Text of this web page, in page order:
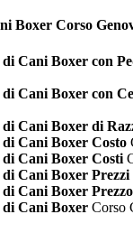
Boxer Corso
Cani Boxer con
di Cani Boxer con
Cani Boxer di
Cani Boxer Costo
Cani Boxer Costi
Cani Boxer Prezzi
Cani Boxer Prezzo
di Cani Boxer Corso